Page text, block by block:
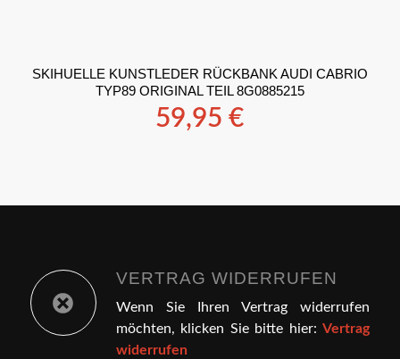
SKIHUELLE KUNSTLEDER RÜCKBANK AUDI CABRIO
TYP89 ORIGINAL TEIL 8G0885215
59,95€
VERTRAG WIDERRUFEN
Wenn Sie Ihren Vertrag widerrufen
möchten, klicken Sie bitte hier:Vertrag
widerrufen